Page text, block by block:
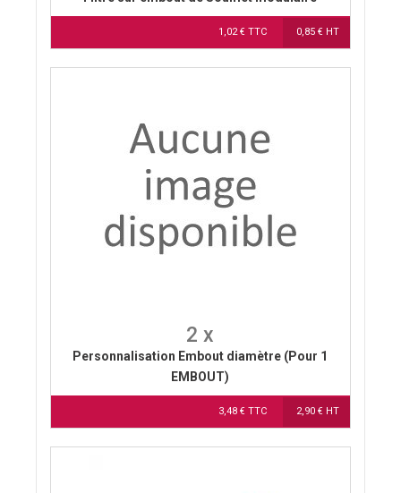
1,02 € TTC 0,85 € HT
2 x
Personnalisation Embout diamètre (Pour 1
EMBOUT)
3,48 € TTC 2,90 € HT